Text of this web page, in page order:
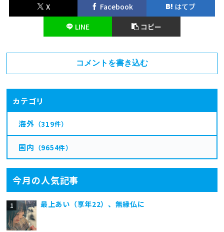
X Facebook
はてブ
LINE
コピー
コメントを書き込む
カテゴリ
海外 （319件）
国内 （9654件）
今月の人気記事
最上あい（享年22）、無縁仏に